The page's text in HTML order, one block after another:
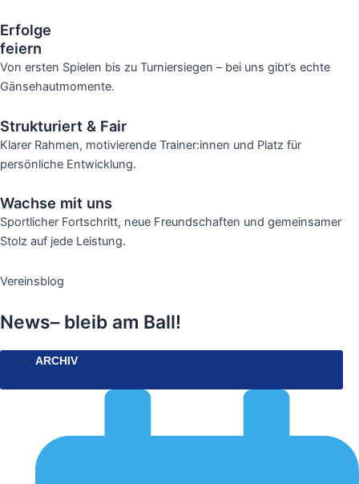
Erfolge
feiern
Von ersten Spielen bis zu Turniersiegen – bei uns gibt’s echte
Gänsehautmomente.
Strukturiert & Fair
Klarer Rahmen, motivierende Trainer:innen und Platz für
persönliche Entwicklung.
Wachse mit uns
Sportlicher Fortschritt, neue Freundschaften und gemeinsamer
Stolz auf jede Leistung.
Vereinsblog
News– bleib am Ball!
ARCHIV